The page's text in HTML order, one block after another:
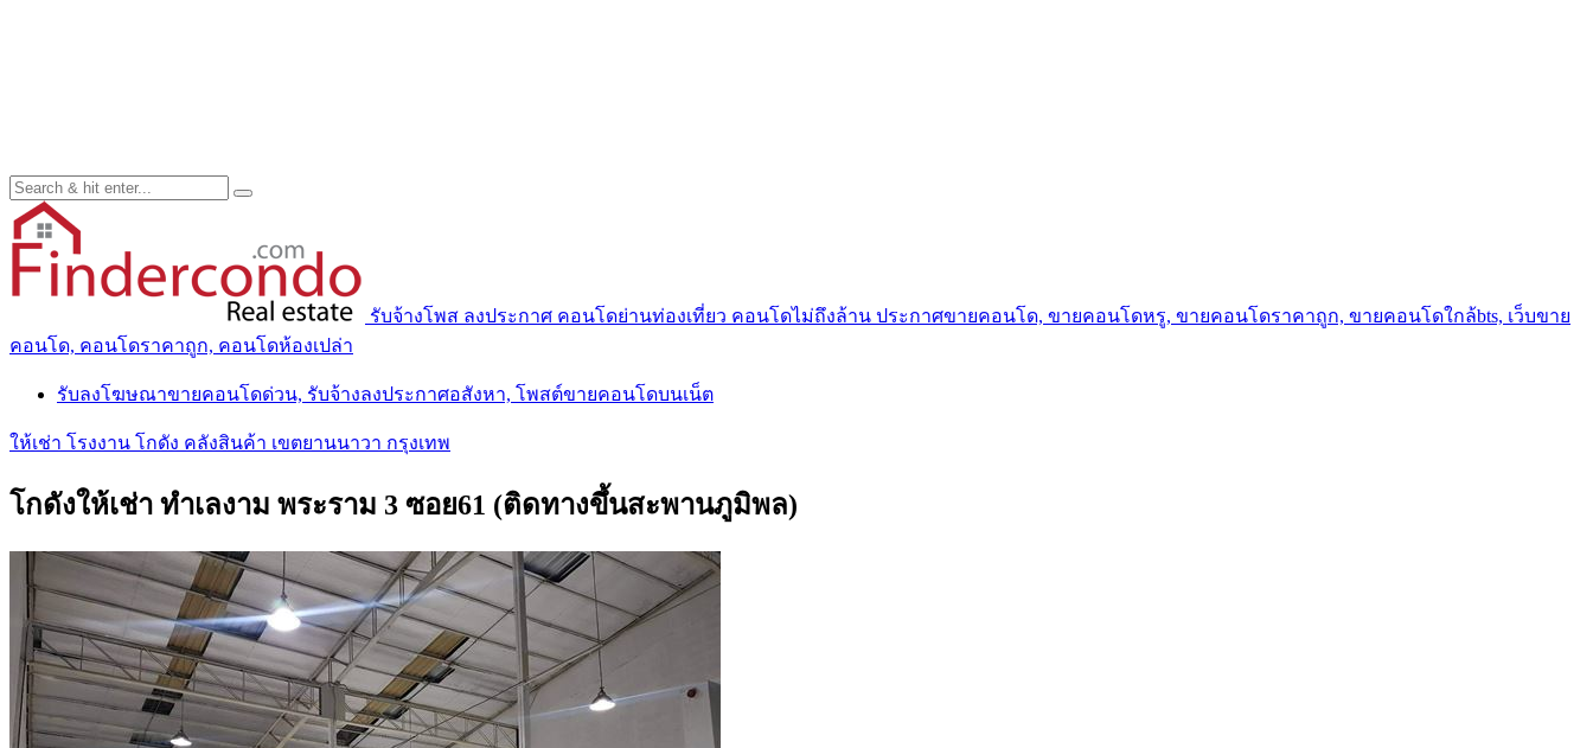
รับจ้างโพส ลงประกาศ คอนโดย่านท่องเที่ยว คอนโดไม่ถึงล้าน ประกาศขายคอนโด, ขายคอนโดหรู, ขายคอนโดราคาถูก, ขายคอนโดใกล้bts, เว็บขาย
คอนโด, คอนโดราคาถูก, คอนโดห้องเปล่า
รับลงโฆษณาขายคอนโดด่วน, รับจ้างลงประกาศอสังหา, โพสต์ขายคอนโดบนเน็ต
ให้เช่า โรงงาน โกดัง คลังสินค้า เขตยานนาวา กรุงเทพ
โกดังให้เช่า ทำเลงาม พระราม 3 ซอย61 (ติดทางขึ้นสะพานภูมิพล)